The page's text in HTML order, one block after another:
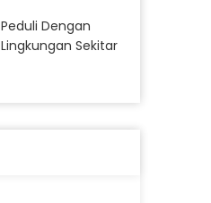
Peduli Dengan
Lingkungan Sekitar